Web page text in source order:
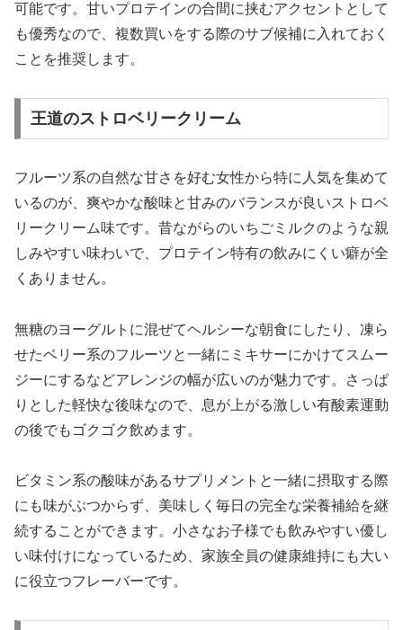
可能です。甘いプロテインの合間に挟むアクセントとして
も優秀なので、複数買いをする際のサブ候補に入れておく
ことを推奨します。
王道のストロベリークリーム
フルーツ系の自然な甘さを好む女性から特に人気を集めて
いるのが、爽やかな酸味と甘みのバランスが良いストロベ
リークリーム味です。昔ながらのいちごミルクのような親
しみやすい味わいで、プロテイン特有の飲みにくい癖が全
くありません。
無糖のヨーグルトに混ぜてヘルシーな朝食にしたり、凍ら
せたベリー系のフルーツと一緒にミキサーにかけてスムー
ジーにするなどアレンジの幅が広いのが魅力です。さっぱ
りとした軽快な後味なので、息が上がる激しい有酸素運動
の後でもゴクゴク飲めます。
ビタミン系の酸味があるサプリメントと一緒に摂取する際
にも味がぶつからず、美味しく毎日の完全な栄養補給を継
続することができます。小さなお子様でも飲みやすい優し
い味付けになっているため、家族全員の健康維持にも大い
に役立つフレーバーです。